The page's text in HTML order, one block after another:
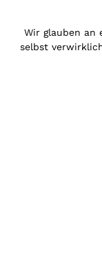
Wir glauben an
selbst